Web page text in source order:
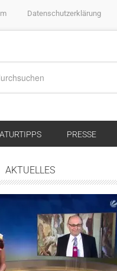
Datenschutzerklärung
PRESSE
AKTUELLES